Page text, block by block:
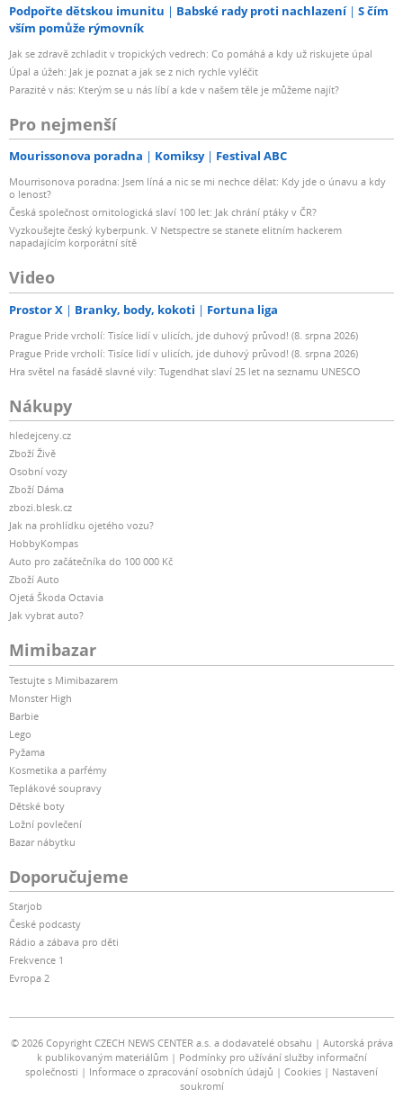
Podpořte dětskou imunitu Babské rady proti nachlazení
S čím
vším pomůže rýmovník
Jak se zdravě zchladit v tropických vedrech: Co pomáhá a kdy už riskujete úpal
Úpal a úžeh: Jak je poznat a jak se z nich rychle vyléčit
Parazité v nás: Kterým se u nás líbí a kde v našem těle je můžeme najít?
Pro nejmenší
Mourissonova poradna Komiksy Festival ABC
Mourrisonova poradna: Jsem líná a nic se mi nechce dělat: Kdy jde o únavu a kdy
o lenost?
Česká společnost ornitologická slaví 100 let: Jak chrání ptáky v ČR?
Vyzkoušejte český kyberpunk. V Netspectre se stanete elitním hackerem
napadajícím korporátní sítě
Video
Prostor X Branky, body, kokoti Fortuna liga
Prague Pride vrcholí: Tisíce lidí v ulicích, jde duhový průvod! (8. srpna 2026)
Prague Pride vrcholí: Tisíce lidí v ulicích, jde duhový průvod! (8. srpna 2026)
Hra světel na fasádě slavné vily: Tugendhat slaví 25 let na seznamu UNESCO
Nákupy
hledejceny.cz
Zboží Živě
Osobní vozy
Zboží Dáma
zbozi.blesk.cz
Jak na prohlídku ojetého vozu?
HobbyKompas
Auto pro začátečníka do 100 000 Kč
Zboží Auto
Ojetá Škoda Octavia
Jak vybrat auto?
Mimibazar
Testujte s Mimibazarem
Monster High
Barbie
Lego
Pyžama
Kosmetika a parfémy
Teplákové soupravy
Dětské boty
Ložní povlečení
Bazar nábytku
Doporučujeme
Starjob
České podcasty
Rádio a zábava pro děti
Frekvence 1
Evropa 2
© 2026 Copyright CZECH NEWS CENTER a.s. a dodavatelé obsahu
Autorská práva
k publikovaným materiálům
Podmínky pro užívání služby informační
společnosti
Informace o zpracování osobních údajů Cookies
Nastavení
soukromí